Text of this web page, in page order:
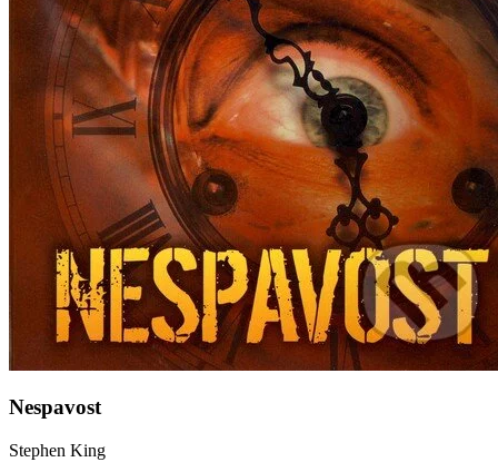
Nespavost
Stephen King